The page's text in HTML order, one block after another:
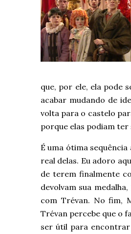
que, por ele, ela pode
acabar mudando de
volta para o castelo
porque elas podiam ter
É uma ótima
real delas. Eu adoro
de terem finalmente
devolvam sua
com Trévan. No fim,
Trévan percebe que o
ser útil para encontrar